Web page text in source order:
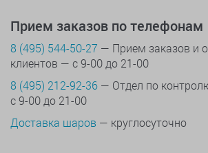
Прием заказов по телефонам
8 (495) 544-50-27 — Прием заказов и
клиентов — с 9-00 до 21-00
8 (495) 212-92-36 — Отдел по
с 9-00 до 21-00
Доставка шаров — круглосуточно